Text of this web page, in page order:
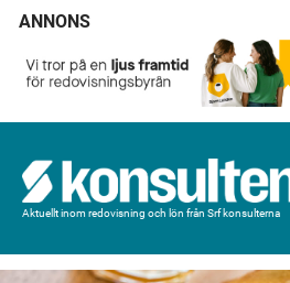
ANNONS
Aktuellt inom redovisning och lön från Srf konsulterna